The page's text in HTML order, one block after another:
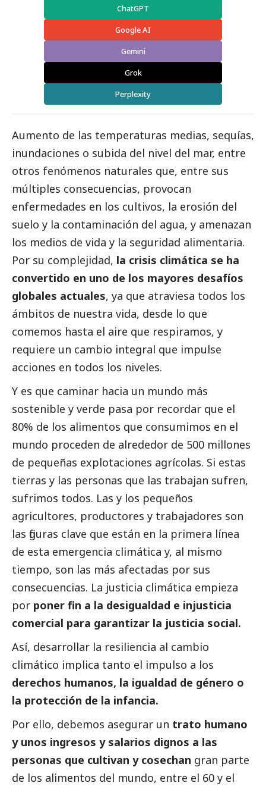
ChatGPT
Google AI
Gemini
Grok
Perplexity
Aumento de las temperaturas medias, sequías,
inundaciones o subida del nivel del mar, entre
otros fenómenos naturales que, entre sus
múltiples consecuencias, provocan
enfermedades en los cultivos, la erosión del
suelo y la contaminación del agua, y amenazan
los medios de vida y la seguridad alimentaria.
Por su complejidad, la crisis climática se ha
convertido en uno de los mayores desafíos
globales actuales, ya que atraviesa todos los
ámbitos de nuestra vida, desde lo que
comemos hasta el aire que respiramos, y
requiere un cambio integral que impulse
acciones en todos los niveles.
Y es que caminar hacia un mundo más
sostenible y verde pasa por recordar que el
80% de los alimentos que consumimos en el
mundo proceden de alrededor de 500 millones
de pequeñas explotaciones agrícolas. Si estas
tierras y las personas que las trabajan sufren,
sufrimos todos. Las y los pequeños
agricultores, productores y trabajadores son
las figuras clave que están en la primera línea
de esta emergencia climática y, al mismo
tiempo, son las más afectadas por sus
consecuencias. La justicia climática empieza
por poner fin a la desigualdad e injusticia
comercial para garantizar la justicia social.
Así, desarrollar la resiliencia al cambio
climático implica tanto el impulso a los
derechos humanos, la igualdad de género o
la protección de la infancia.
Por ello, debemos asegurar un trato humano
y unos ingresos y salarios dignos a las
personas que cultivan y cosechan gran parte
de los alimentos del mundo, entre el 60 y el